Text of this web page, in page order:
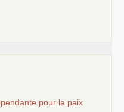
pour la paix